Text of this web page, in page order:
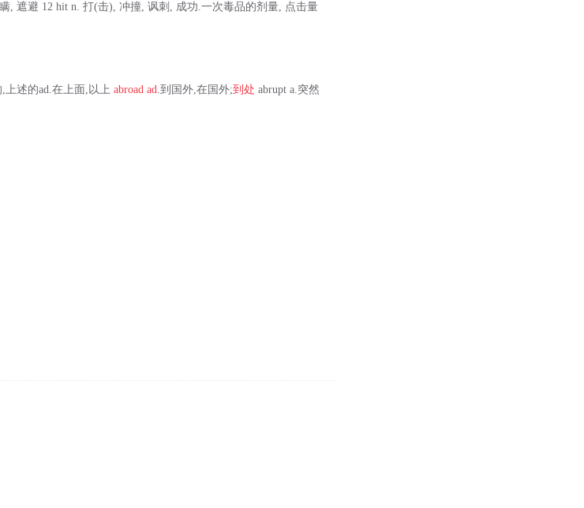
, 遮避 12 hit n. 打(击), 冲撞, 讽刺, 成功.一次毒品的剂量, 点击量
,上述的ad.在上面,以上abroad ad .到国外,在国外;到处 abrupt a.突然